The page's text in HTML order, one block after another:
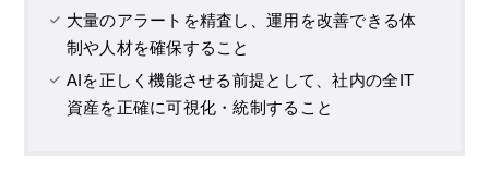
大量のアラートを精査し、運用を改善できる体
制や人材を確保すること
AIを正しく機能させる前提として、社内の全IT
資産を正確に可視化・統制すること